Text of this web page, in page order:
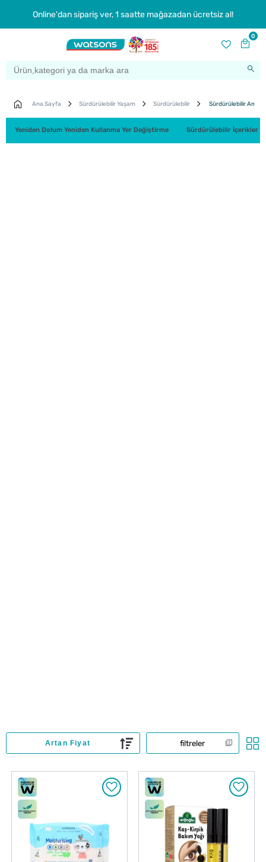
Online'dan sipariş ver, 1 saatte mağazadan ücretsiz al!
0
Ana Sayfa Sürdürülebilir Yaşam Sürdürülebilir Sürdürülebilir
Yeniden Dolum Yeniden Kullanma Yer Değiştirme Sürdürülebilir İçerikler &
filtreler